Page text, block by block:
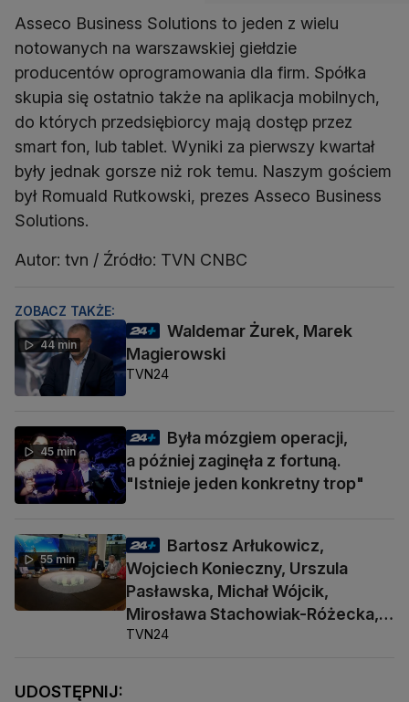
Asseco Business Solutions to jeden z wielu
notowanych na warszawskiej giełdzie
producentów oprogramowania dla firm. Spółka
skupia się ostatnio także na aplikacja mobilnych,
do których przedsiębiorcy mają dostęp przez
smart fon, lub tablet. Wyniki za pierwszy kwartał
były jednak gorsze niż rok temu. Naszym gościem
był Romuald Rutkowski, prezes Asseco Business
Solutions.
Autor: tvn / Źródło: TVN CNBC
ZOBACZ TAKŻE:
44 min
Waldemar Żurek, Marek
Magierowski
TVN24
45 min
Była mózgiem operacji,
a później zaginęła z fortuną.
"Istnieje jeden konkretny trop"
55 min
Bartosz Arłukowicz,
Wojciech Konieczny, Urszula
Pasławska, Michał Wójcik,
Mirosława Stachowiak-Różecka,
Barbara Socha
TVN24
UDOSTĘPNIJ: